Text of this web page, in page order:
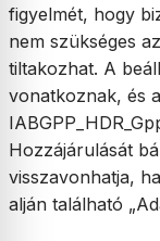
figyelmét, hogy
nem szükséges
tiltakozhat. A
vonatkoznak, és
Hozzájárulását
visszavonhatja,
alján található